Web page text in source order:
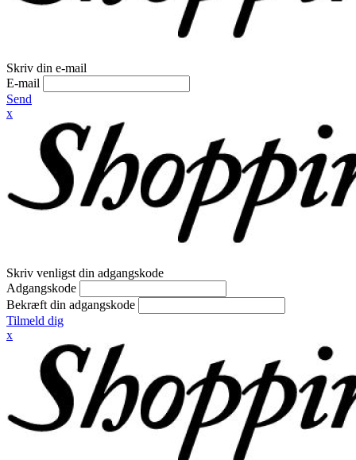
Skriv din e-mail
E-mail
Send
x
Skriv venligst din adgangskode
Adgangskode
Bekræft din adgangskode
Tilmeld dig
x